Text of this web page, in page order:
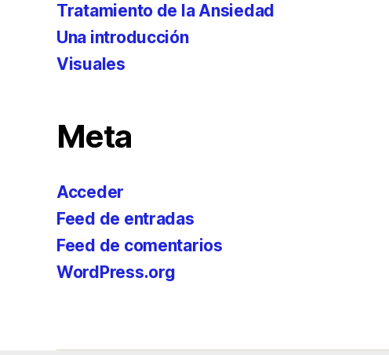
Tratamiento de la Ansiedad
Una introducción
Visuales
Meta
Acceder
Feed de entradas
Feed de comentarios
WordPress.org